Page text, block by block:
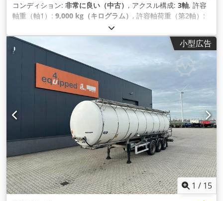
コンディション: 非常に良い（中古） , アクスル構成: 3軸, 許容
軸重（軸1）: 9,000 kg（キログラム） , 許容軸荷重（第2軸）:
, 許容軸荷重（軸3）:
グラム）, 初回登録:03/2008, 荷室長:13,250 mm, 荷室幅:
2,550 mm, 荷室高: , 積載スペース容量:50 m³, 全
13,250 mm, 全幅: 3,200 mm
, サスペン
空気, タイヤサイズ:385/65-R22.5, 色:
, 製造年:
, 装備:ABS（アンチロック・ブレーキ・システム）
小型広告
1 / 15